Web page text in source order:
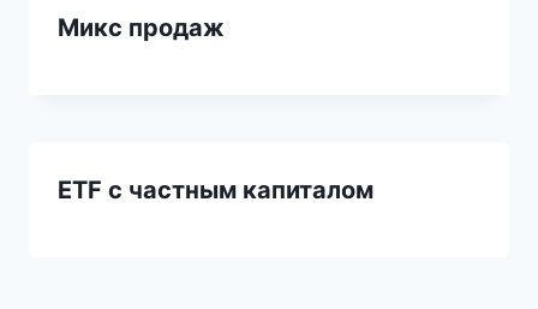
Микс продаж
ETF с частным капиталом